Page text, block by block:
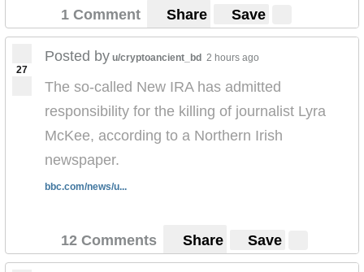
1 Comment Share Save
27
Posted by u/cryptoancient_bd 2 hours ago
The so-called New IRA has admitted
responsibility for the killing of journalist Lyra
McKee, according to a Northern Irish
newspaper.
bbc.com/news/u...
12 Comments Share Save